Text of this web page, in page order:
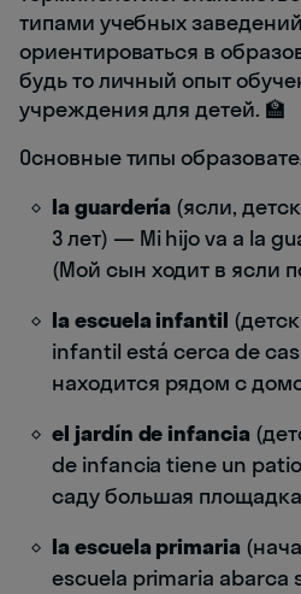
типами учебных
ориентироваться в
будь то личный опыт
учреждения для детей. 🏫
Основные типы
la guardería (ясли,
3 лет) — Mi hijo va a la
(Мой сын ходит в ясли
la escuela infantil
infantil está cerca de
находится рядом с
el jardín de infancia
de infancia tiene un
саду большая
la escuela primaria
escuela primaria abarca